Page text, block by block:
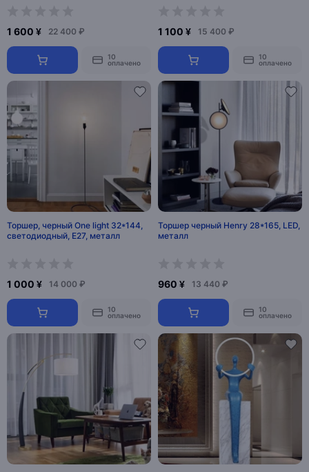
1 600 ¥ 22 400 ₽
10
оплачено
1 100 ¥ 15 400 ₽
10
оплачено
Торшер, черный One light 32*144,
светодиодный, E27, металл
1 000 ¥ 14 000 ₽
10
оплачено
Торшер черный Henry 28*165, LED,
металл
960 ¥ 13 440 ₽
10
оплачено